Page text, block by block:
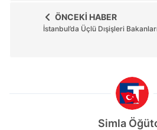
ÖNCEKİ HABER
İstanbul’da Üçlü Dışişleri
Simla